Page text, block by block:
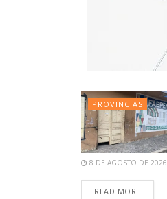
PROVINCIAS
8 DE AGOSTO DE 2026
READ MORE